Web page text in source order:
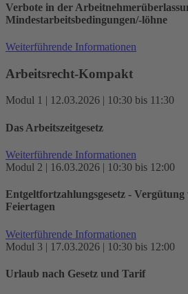
Verbote in der
Mindestarbeitsbedingungen/-löhne
Weiterführende Informationen
Arbeitsrecht-Kompakt
Modul 1 | 12.03.2026 | 10:30 bis 11:30
Das Arbeitszeitgesetz
Weiterführende Informationen
Modul 2 | 16.03.2026 | 10:30 bis 12:00
Entgeltfortzahlungsgesetz -
Feiertagen
Weiterführende Informationen
Modul 3 | 17.03.2026 | 10:30 bis 12:00
Urlaub nach Gesetz und Tarif